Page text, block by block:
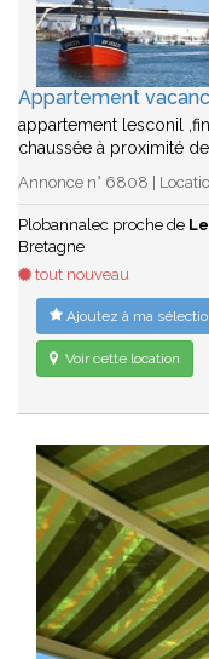
Appartement
appartement lesconil
chaussée à proximité
Annonce n° 6808 |
Plobannalec proche de
Bretagne
tout nouveau
Ajoutez à ma
Voir cette location